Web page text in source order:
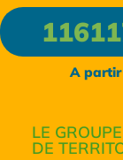
A partir
LE
DE